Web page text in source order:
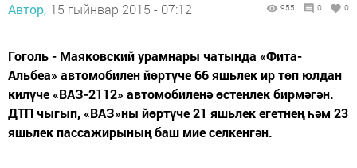
Автор, 15 гыйнвар 2015 - 07:12 955 0 0
Гоголь - Маяковский урамнары чатында «Фита-
Альбеа» автомобилен йөртүче 66 яшьлек ир төп юлдан
килүче «ВАЗ-2112» автомобиленә өстенлек бирмәгән.
ДТП чыгып, «ВАЗ»ны йөртүче 21 яшьлек егетнең һәм 23
яшьлек пассажирының баш мие селкенгән.